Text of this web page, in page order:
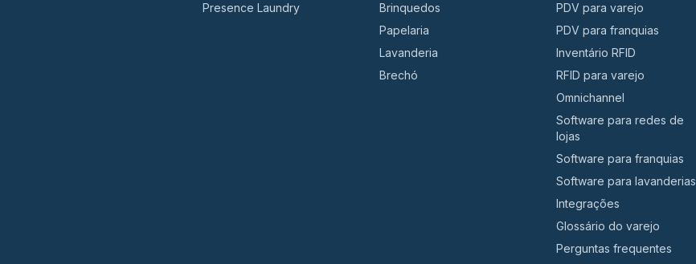
Presence Laundry
Brinquedos
Papelaria
Lavanderia
Brechó
PDV para varejo
PDV para franquias
Inventário RFID
RFID para varejo
Omnichannel
Software para redes de
lojas
Software para franquias
Software para lavanderias
Integrações
Glossário do varejo
Perguntas frequentes